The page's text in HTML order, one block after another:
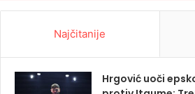
Najčitanije
Hrgović uoči